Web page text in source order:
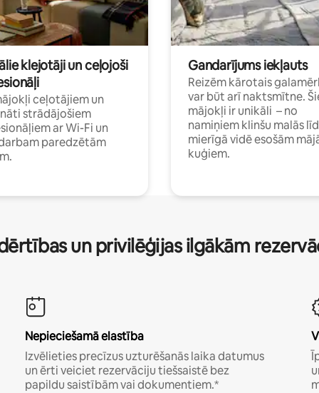
klejotāji un ceļojoši
ceļotājiem un
strādājošiem
ar Wi-Fi un
paredzētām
Gandarījums iekļauts
Reizēm kārotais
var būt arī naktsmītne.
mājokļi ir unikāli – no
namiņiem klinšu malās
mierīgā vidē esošām
kuģiem.
un privilēģijas ilgākām
Nepieciešamā elastība
Izvēlieties precīzus uzturēšanās laika datumus
un ērti veiciet rezervāciju tiešsaistē bez
papildu saistībām vai dokumentiem.*